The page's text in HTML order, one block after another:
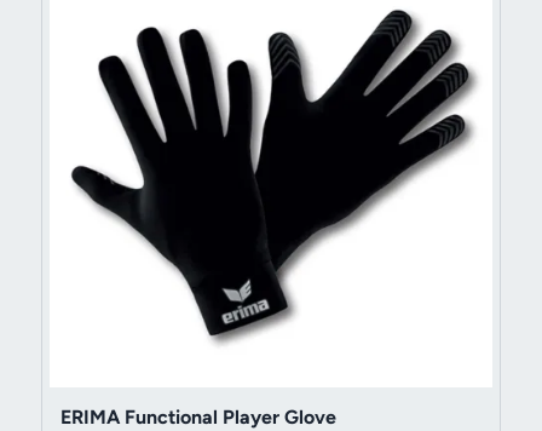
ERIMA Functional Player Glove